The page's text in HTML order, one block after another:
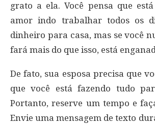
grato a ela. Você pensa que
amor indo trabalhar todos os
dinheiro para casa, mas se você
fará mais do que isso, está
De fato, sua esposa precisa que
que você está fazendo tudo
Portanto, reserve um tempo e
Envie uma mensagem de texto